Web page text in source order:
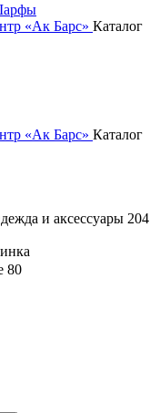
«Ак Барс» Каталог
«Ак Барс» Каталог
и аксессуары 204
80